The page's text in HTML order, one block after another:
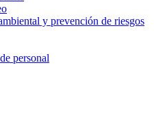
y prevención de riesgos
personal